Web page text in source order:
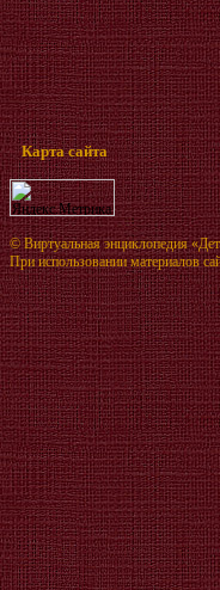
Карта сайта
©Виртуальная энциклопедия
При использовании материалов